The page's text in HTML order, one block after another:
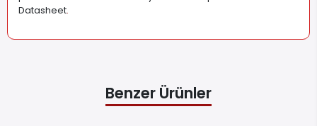
Datasheet.
Benzer Ürünler